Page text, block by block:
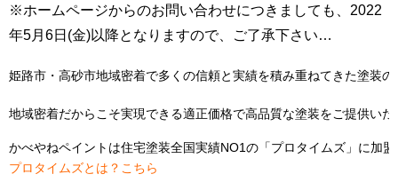
※ホームページからのお問い合わせにつきましても、2022
年5月6日(金)以降となりますので、ご了承下さい…
姫路市・高砂市地域密着で多くの信頼と実績を積み重ねてきた塗装
地域密着だからこそ実現できる適正価格で高品質な塗装をご提供いた
かべやねペイントは住宅塗装全国実績NO1の「プロタイムズ」に加
プロタイムズとは？こちら